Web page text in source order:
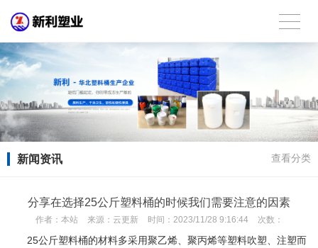
新闻资讯 查看分类
分享在选择25公斤塑料桶的时候我们需要注意的因素
作者： 本站 来源： 云更新 时间： 2023/11/28 9:16:44 次数：
25公斤塑料桶的材料多采用聚乙烯、聚丙烯等塑料吹塑、注塑而